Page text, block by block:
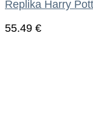
Replika Harry
55.49 €